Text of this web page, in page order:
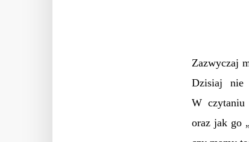
Zazwyczaj
Dzisiaj nie
W czytaniu
oraz jak go